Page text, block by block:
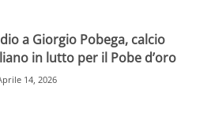
a Giorgio Pobega, calcio
in lutto per il Pobe d’oro
14, 2026